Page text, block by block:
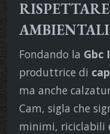
Fondando la Gbc
produttrice di
ma anche
Cam, sigla che
minimi, riciclabili